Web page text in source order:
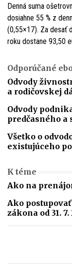
Denná suma
dosiahne 55 % z
(0,55×17). Za desať
roku dostane 93,50
Odporúčané
Odvody
a rodičovskej
Odvody
predčasného a
Všetko o
existujúceho
K téme
Ako na
Ako
zákona od 31. 7.